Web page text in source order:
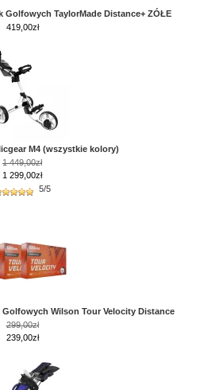
Golfowych TaylorMade Distance+ ZÓŁE
419,00zł
M4 (wszystkie kolory)
1 449,00zł
1 299,00zł
5/5
Golfowych Wilson Tour Velocity Distance
299,00zł
239,00zł